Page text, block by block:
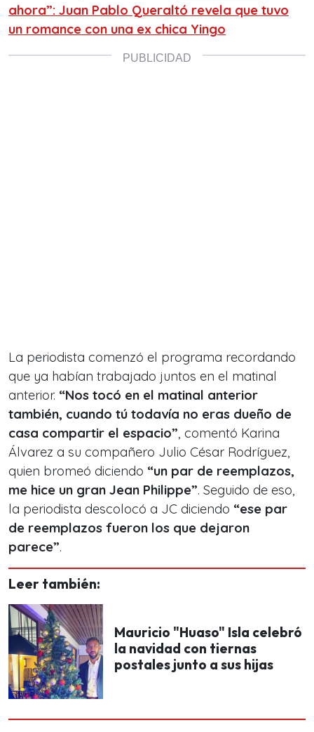
ahora”: Juan Pablo Queraltó revela que tuvo
un romance con una ex chica Yingo
La periodista comenzó el programa recordando
que ya habían trabajado juntos en el matinal
anterior. “Nos tocó en el matinal anterior
también, cuando tú todavía no eras dueño de
casa compartir el espacio”, comentó Karina
Álvarez a su compañero Julio César Rodríguez,
quien bromeó diciendo “un par de reemplazos,
me hice un gran Jean Philippe”. Seguido de eso,
la periodista descolocó a JC diciendo “ese par
de reemplazos fueron los que dejaron
parece”.
Leer también:
Mauricio "Huaso" Isla celebró
la navidad con tiernas
postales junto a sus hijas